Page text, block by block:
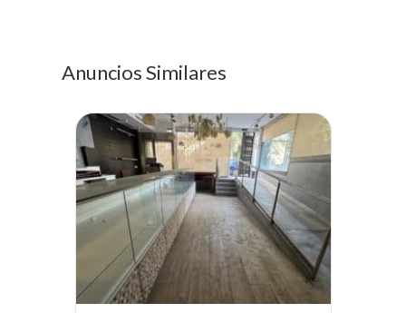
Anuncios Similares